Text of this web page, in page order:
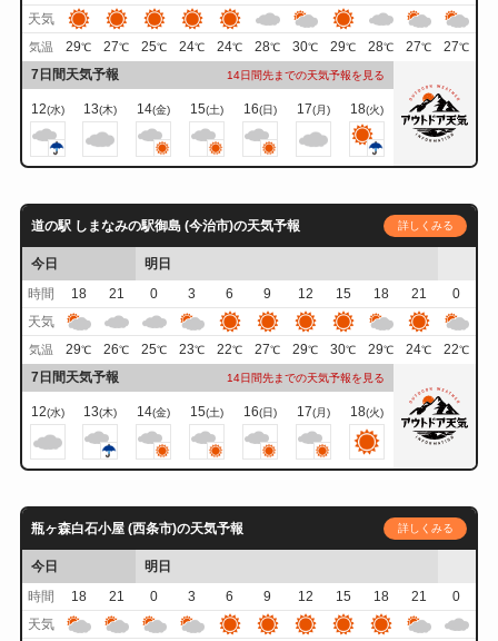
天気
気温 29℃ 27℃ 25℃ 24℃ 24℃ 28℃ 30℃ 29℃ 28℃ 27℃ 27℃
7日間天気予報 14日間先までの天気予報を見る
12(水) 13(木) 14(金) 15(土) 16(日) 17(月) 18(火)
道の駅 しまなみの駅御島 (今治市)の天気予報 詳しくみる
今日
明日
時間
18 21 0 3 6 9 12 15 18 21
0
天気
気温 29℃ 26℃ 25℃ 23℃ 22℃ 27℃ 29℃ 30℃ 29℃ 24℃ 22℃
7日間天気予報 14日間先までの天気予報を見る
12(水) 13(木) 14(金) 15(土) 16(日) 17(月) 18(火)
瓶ヶ森白石小屋 (西条市)の天気予報 詳しくみる
今日
明日
時間
18 21 0 3 6 9 12 15 18 21
0
天気